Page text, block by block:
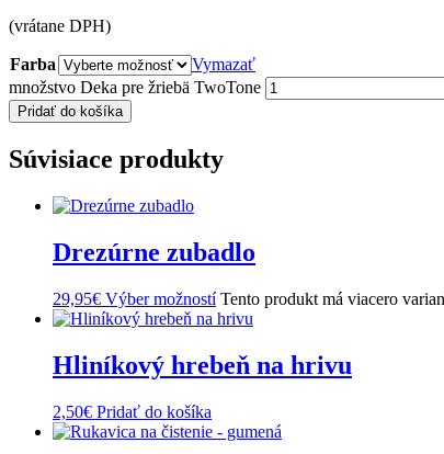
(vrátane DPH)
Farba
Vymazať
množstvo Deka pre žriebä TwoTone
Pridať do košíka
Súvisiace produkty
Drezúrne zubadlo
29,95€ Výber možností Tento produkt má viacero
Hliníkový hrebeň na hrivu
2,50€ Pridať do košíka